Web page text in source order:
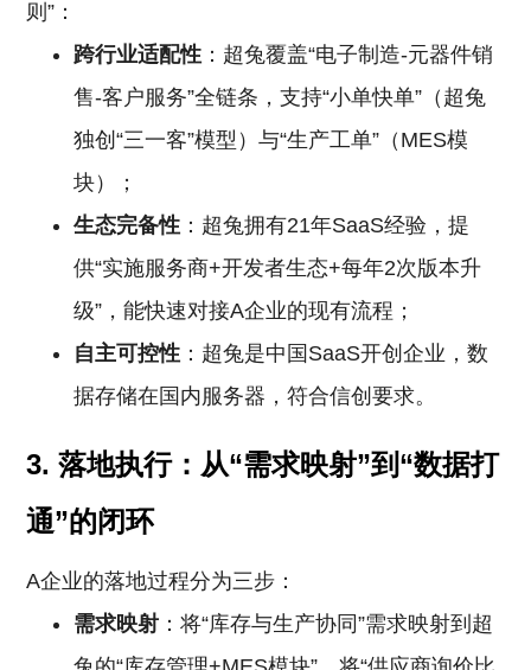
则”：
跨行业适配性 ：超兔覆盖“电子制造-元器件销
售-客户服务”全链条，支持“小单快单”（超兔
独创“三一客”模型）与“生产工单”（MES模
块）；
生态完备性 ：超兔拥有21年SaaS经验，提
供“实施服务商+开发者生态+每年2次版本升
级”，能快速对接A企业的现有流程；
自主可控性 ：超兔是中国SaaS开创企业，数
据存储在国内服务器，符合信创要求。
3. 落地执行：从“需求映射”到“数据打
通”的闭环
A企业的落地过程分为三步：
需求映射 ：将“库存与生产协同”需求映射到超